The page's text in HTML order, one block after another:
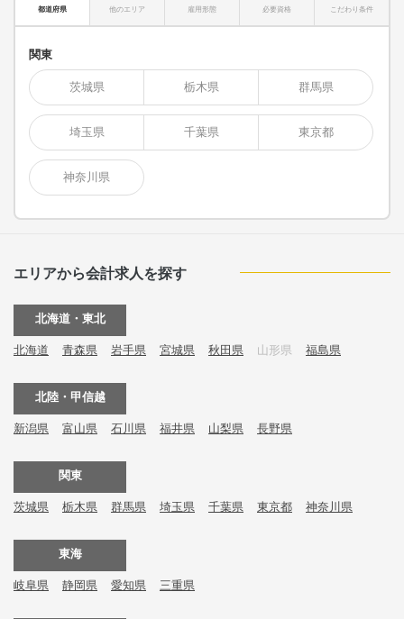
都道府県 他のエリア 雇用形態 必要資格 こだわり条件
関東
茨城県 栃木県 群馬県
埼玉県 千葉県 東京都
神奈川県
エリアから会計求人を探す
北海道・東北
北海道 青森県 岩手県 宮城県 秋田県 山形県 福島県
北陸・甲信越
新潟県 富山県 石川県 福井県 山梨県 長野県
関東
茨城県 栃木県 群馬県 埼玉県 千葉県 東京都 神奈川県
東海
岐阜県 静岡県 愛知県 三重県